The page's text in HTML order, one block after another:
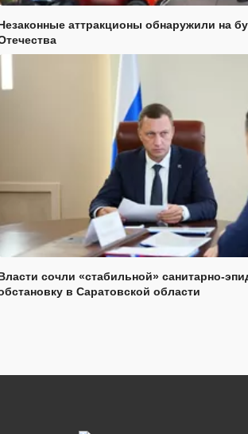
аттракционы обнаружили на
сочли «стабильной» санитарно-
в Саратовской области